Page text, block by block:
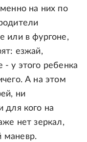
на них по
или в фургоне,
езжай,
у этого ребенка
А на этом
ни
для кого на
нет зеркал,
маневр.